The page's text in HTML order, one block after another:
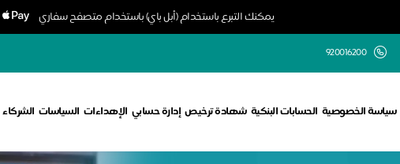
يمكنك التبرع باستخدام (أبل باي) باستخدام متصفح سفاري
920016200
سياسة الخصوصية الحسابات البنكية شهادة ترخيص إدارة حسابي الإهداءات السياسات الشركاء